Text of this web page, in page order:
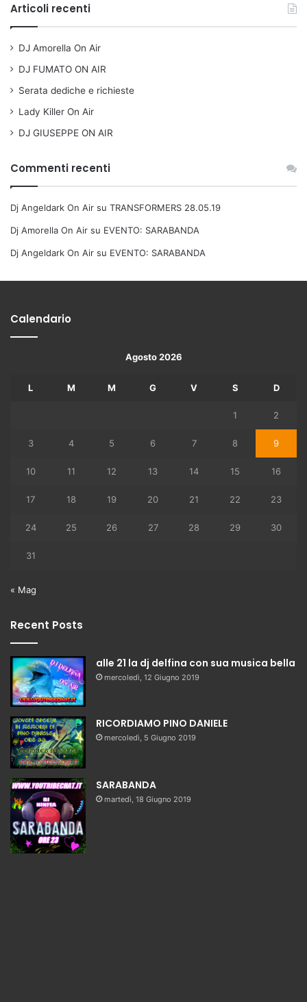
Articoli recenti
DJ Amorella On Air
DJ FUMATO ON AIR
Serata dediche e richieste
Lady Killer On Air
DJ GIUSEPPE ON AIR
Commenti recenti
Dj Angeldark On Air su TRANSFORMERS 28.05.19
Dj Amorella On Air su EVENTO: SARABANDA
Dj Angeldark On Air su EVENTO: SARABANDA
Calendario
Agosto 2026
L M M G V S D
1 2
3 4 5 6 7 8 9
10 11 12 13 14 15 16
17 18 19 20 21 22 23
24 25 26 27 28 29 30
31
« Mag
Recent Posts
alle 21 la dj delfina con sua musica bella
mercoledì, 12 Giugno 2019
RICORDIAMO PINO DANIELE
mercoledì, 5 Giugno 2019
SARABANDA
martedì, 18 Giugno 2019